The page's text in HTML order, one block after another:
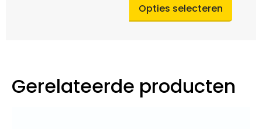
Opties selecteren
Gerelateerde producten